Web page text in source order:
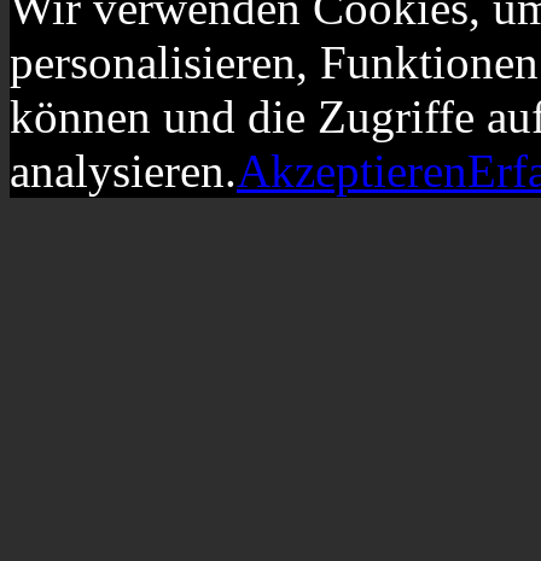
personalisieren,
können und die Zugriffe
analysieren.Akzeptieren